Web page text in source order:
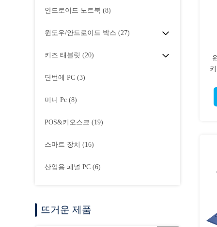
안드로이드 노트북 (8)
윈도우/안드로이드 박스 (27)
키즈 태블릿 (20)
단번에 PC (3)
미니 Pc (8)
POS&키오스크 (19)
스마트 장치 (16)
산업용 패널 PC (6)
뜨거운 제품